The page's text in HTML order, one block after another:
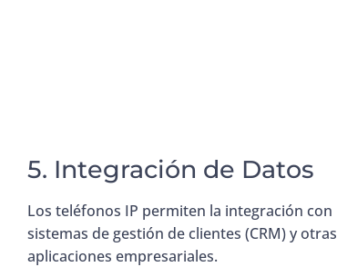
5. Integración de Datos
Los teléfonos IP permiten la integración con
sistemas de gestión de clientes (CRM) y otras
aplicaciones empresariales.